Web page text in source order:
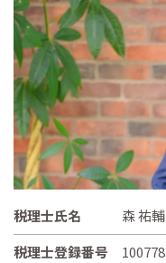
税理士氏名
森 祐輔
税理士登録番号
100778